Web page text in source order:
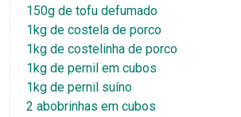
150g de tofu defumado
1kg de costela de porco
1kg de costelinha de porco
1kg de pernil em cubos
1kg de pernil suíno
2 abobrinhas em cubos